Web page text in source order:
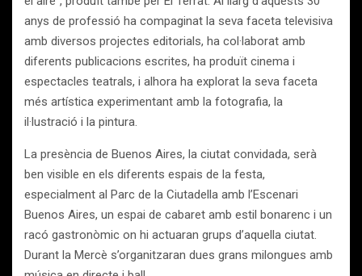
anys de professió ha compaginat la seva faceta televisiva
amb diversos projectes editorials, ha col·laborat amb
diferents publicacions escrites, ha produït cinema i
espectacles teatrals, i alhora ha explorat la seva faceta
més artística experimentant amb la fotografia, la
il·lustració i la pintura.
La presència de Buenos Aires, la ciutat convidada, serà
ben visible en els diferents espais de la festa,
especialment al Parc de la Ciutadella amb l’Escenari
Buenos Aires, un espai de cabaret amb estil bonarenc i un
racó gastronòmic on hi actuaran grups d’aquella ciutat.
Durant la Mercè s’organitzaran dues grans milongues amb